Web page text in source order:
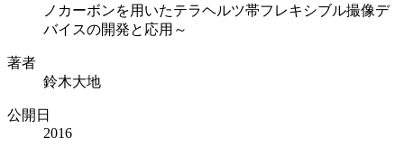
ノカーボンを用いたテラヘルツ帯フレキシブル撮像デ
バイスの開発と応用～
著者
鈴木大地
公開日
2016